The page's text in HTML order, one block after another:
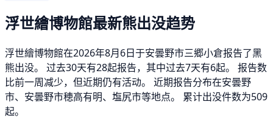
浮世繪博物館最新熊出没趋势
浮世繪博物館在2026年8月6日于安曇野市三郷小倉报告了黑
熊出没。 过去30天有28起报告，其中过去7天有6起。 报告数
比前一周减少，但近期仍有活动。 近期报告分布在安曇野
市、安曇野市穂高有明、塩尻市等地点。 累计出没件数为509
起。